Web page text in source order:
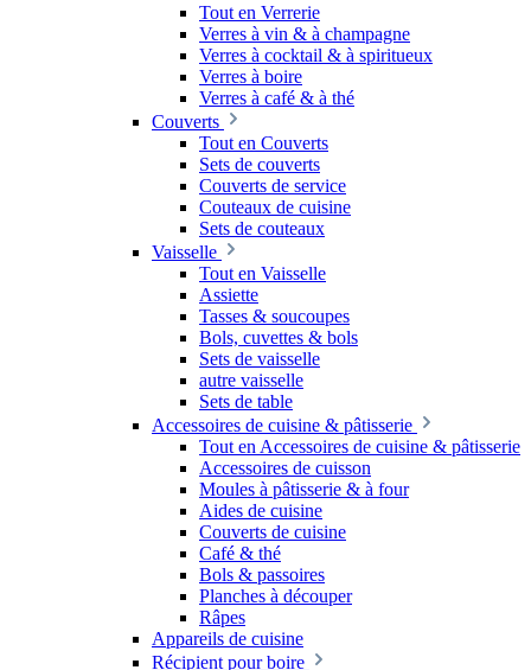
Tout en Verrerie
Verres à vin & à champagne
Verres à cocktail & à spiritueux
Verres à boire
Verres à café & à thé
Couverts
Tout en Couverts
Sets de couverts
Couverts de service
Couteaux de cuisine
Sets de couteaux
Vaisselle
Tout en Vaisselle
Assiette
Tasses & soucoupes
Bols, cuvettes & bols
Sets de vaisselle
autre vaisselle
Sets de table
Accessoires de cuisine & pâtisserie
Tout en Accessoires de cuisine & pâtisserie
Accessoires de cuisson
Moules à pâtisserie & à four
Aides de cuisine
Couverts de cuisine
Café & thé
Bols & passoires
Planches à découper
Râpes
Appareils de cuisine
Récipient pour boire